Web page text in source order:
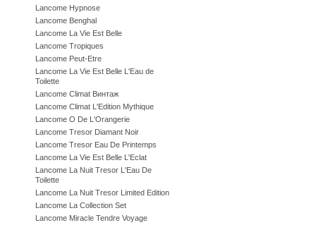
Lancome Hypnose
Lancome Benghal
Lancome La Vie Est Belle
Lancome Tropiques
Lancome Peut-Etre
Lancome La Vie Est Belle L'Eau de
Toilette
Lancome Climat Винтаж
Lancome Climat L'Edition Mythique
Lancome O De L'Orangerie
Lancome Tresor Diamant Noir
Lancome Tresor Eau De Printemps
Lancome La Vie Est Belle L'Eclat
Lancome La Nuit Tresor L'Eau De
Toilette
Lancome La Nuit Tresor Limited Edition
Lancome La Collection Set
Lancome Miracle Tendre Voyage